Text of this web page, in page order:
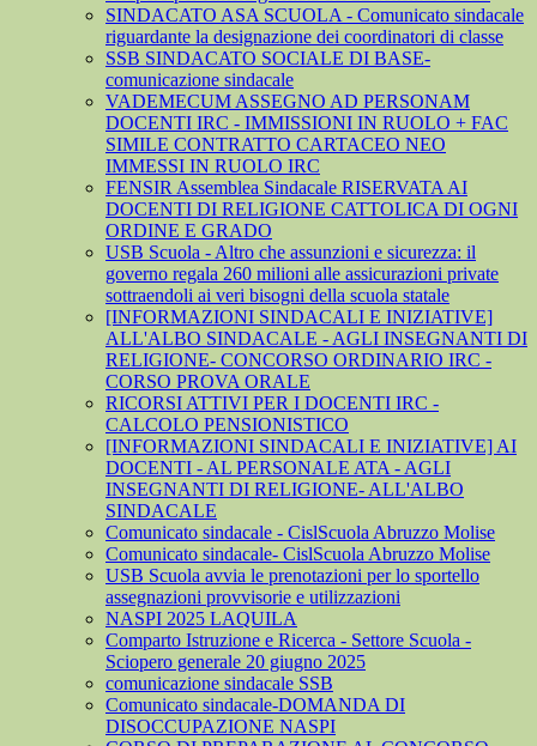
SINDACATO ASA SCUOLA - Comunicato sindacale
riguardante la designazione dei coordinatori di classe
SSB SINDACATO SOCIALE DI BASE-
comunicazione sindacale
VADEMECUM ASSEGNO AD PERSONAM
DOCENTI IRC - IMMISSIONI IN RUOLO + FAC
SIMILE CONTRATTO CARTACEO NEO
IMMESSI IN RUOLO IRC
FENSIR Assemblea Sindacale RISERVATA AI
DOCENTI DI RELIGIONE CATTOLICA DI OGNI
ORDINE E GRADO
USB Scuola - Altro che assunzioni e sicurezza: il
governo regala 260 milioni alle assicurazioni private
sottraendoli ai veri bisogni della scuola statale
[INFORMAZIONI SINDACALI E INIZIATIVE]
ALL'ALBO SINDACALE - AGLI INSEGNANTI DI
RELIGIONE- CONCORSO ORDINARIO IRC -
CORSO PROVA ORALE
RICORSI ATTIVI PER I DOCENTI IRC -
CALCOLO PENSIONISTICO
[INFORMAZIONI SINDACALI E INIZIATIVE] AI
DOCENTI - AL PERSONALE ATA - AGLI
INSEGNANTI DI RELIGIONE- ALL'ALBO
SINDACALE
Comunicato sindacale - CislScuola Abruzzo Molise
Comunicato sindacale- CislScuola Abruzzo Molise
USB Scuola avvia le prenotazioni per lo sportello
assegnazioni provvisorie e utilizzazioni
NASPI 2025 LAQUILA
Comparto Istruzione e Ricerca - Settore Scuola -
Sciopero generale 20 giugno 2025
comunicazione sindacale SSB
Comunicato sindacale-DOMANDA DI
DISOCCUPAZIONE NASPI